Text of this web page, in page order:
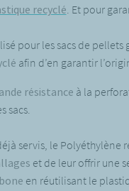
recyclé. Et pour
pour les sacs de
afin d’en garantir
résistance à la
sacs.
servis, le Polyéthylène
et de leur offrir une
en réutilisant le